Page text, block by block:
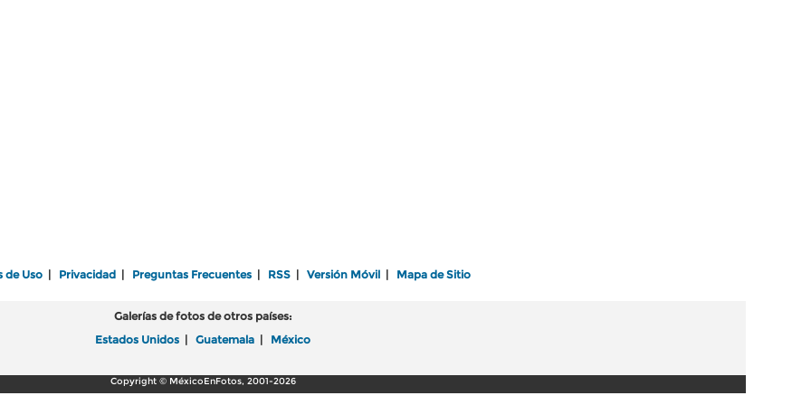
de Uso Privacidad Preguntas Frecuentes RSS Versión Móvil Mapa de Sitio
Galerías de fotos de otros países:
Estados Unidos
Guatemala México
Copyright © MéxicoEnFotos, 2001-2026